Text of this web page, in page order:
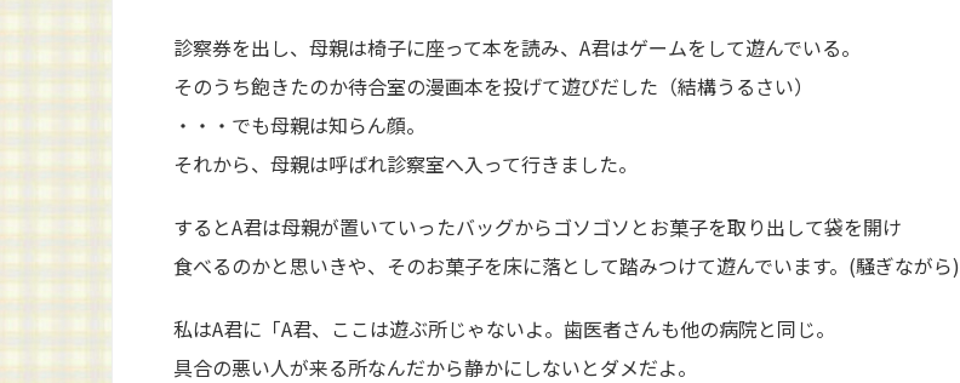
診察券を出し、母親は椅子に座って本を読み、A君はゲームをして遊んでいる。
そのうち飽きたのか待合室の漫画本を投げて遊びだした（結構うるさい）
・・・でも母親は知らん顔。
それから、母親は呼ばれ診察室へ入って行きました。
するとA君は母親が置いていったバッグからゴソゴソとお菓子を取り出して袋を開け
食べるのかと思いきや、そのお菓子を床に落として踏みつけて遊んでいます。(騒ぎながら)
私はA君に「A君、ここは遊ぶ所じゃないよ。歯医者さんも他の病院と同じ。
具合の悪い人が来る所なんだから静かにしないとダメだよ。